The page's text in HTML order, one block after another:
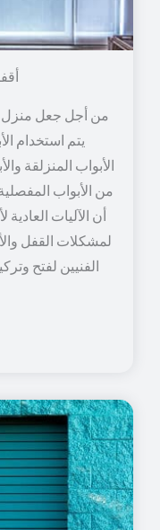
من أجل جعل منزل
يتم استخدام
الأبواب المنزلقة
من الأبواب
أن الآليات
لمشكلات القفل
الفنيين لفتح